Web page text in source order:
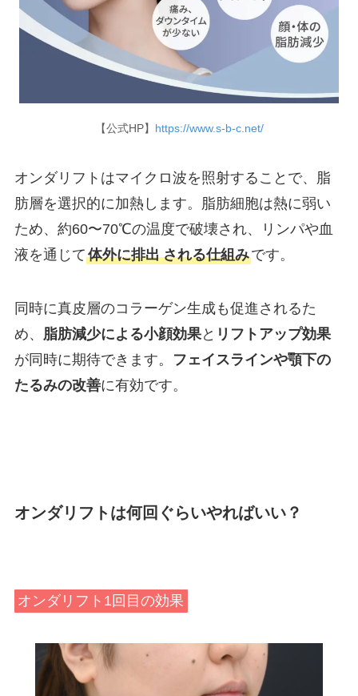
【公式HP】 https://www.s-b-c.net/
オンダリフトはマイクロ波を照射することで、脂
肪層を選択的に加熱します。脂肪細胞は熱に弱い
ため、約60〜70℃の温度で破壊され、リンパや血
液を通じて体外に排出 される仕組みです。
同時に真皮層のコラーゲン生成も促進されるた
め、 脂肪減少による小顔効果と リフトアップ効果
が同時に期待できます。
フェイスラインや顎下の
たるみの改善に有効です。
オンダリフトは何回ぐらいやればいい？
オンダリフト1回目の効果